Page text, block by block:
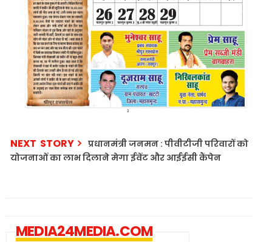
NEXT STORY
प्रधानमंत्री जनमन : पीवीटीजी परिवारों को
योजनाओं का लाभ दिलाने मेगा ईवेंट और आईईसी कैंपेन
MEDIA24MEDIA.COM